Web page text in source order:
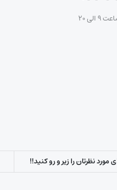
۲۰
نظرتان را زیر و رو کنید!!